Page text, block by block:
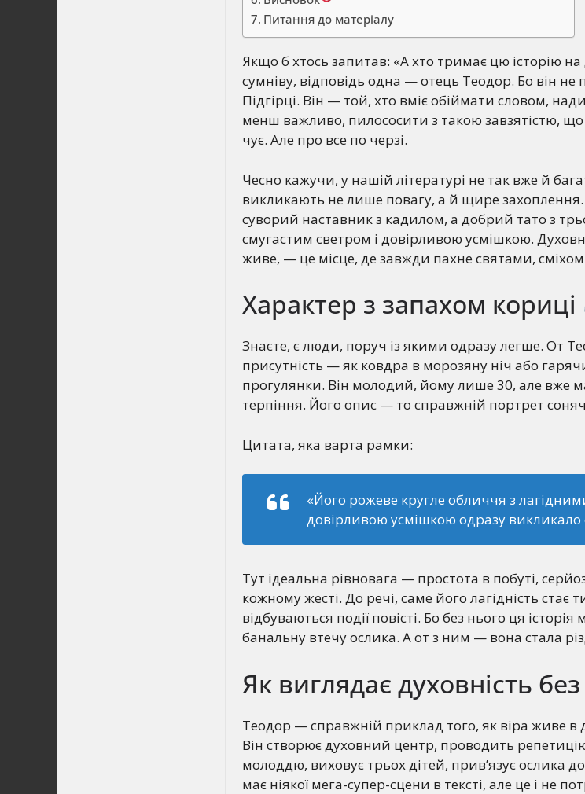
Питання до матеріалу
Якщо б хтось запитав: «А хто тримає цю історію на
сумніву, відповідь одна — отець Теодор. Бо він не
Підгірці. Він — той, хто вміє обіймати словом,
менш важливо, пилососити з такою завзятістю,
чує. Але про все по черзі.
Чесно кажучи, у нашій літературі не так вже й
викликають не лише повагу, а й щире
суворий наставник з кадилом, а добрий тато з
смугастим светром і довірливою усмішкою.
живе, — це місце, де завжди пахне святами,
Характер з запахом кориці
Знаєте, є люди, поруч із якими одразу легше. От
присутність — як ковдра в морозяну ніч або
прогулянки. Він молодий, йому лише 30, але вже
терпіння. Його опис — то справжній портрет
Цитата, яка варта рамки:
«Його рожеве кругле обличчя з
довірливою усмішкою одразу викликало
Тут ідеальна рівновага — простота в побуті,
кожному жесті. До речі, саме його лагідність
відбуваються події повісті. Бо без нього ця
банальну втечу ослика. А от з ним — вона стала
Як виглядає духовність
Теодор — справжній приклад того, як віра живе в
Він створює духовний центр, проводить
молоддю, виховує трьох дітей, прив’язує ослика
має ніякої мега-супер-сцени в тексті, але це і не